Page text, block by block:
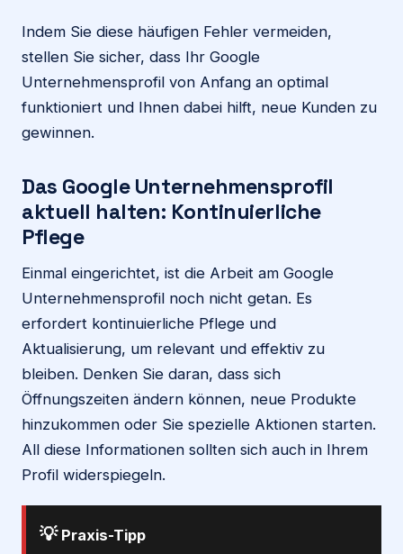
Indem Sie diese häufigen Fehler vermeiden,
stellen Sie sicher, dass Ihr Google
Unternehmensprofil von Anfang an optimal
funktioniert und Ihnen dabei hilft, neue Kunden zu
gewinnen.
Das Google Unternehmensprofil
aktuell halten: Kontinuierliche
Pflege
Einmal eingerichtet, ist die Arbeit am Google
Unternehmensprofil noch nicht getan. Es
erfordert kontinuierliche Pflege und
Aktualisierung, um relevant und effektiv zu
bleiben. Denken Sie daran, dass sich
Öffnungszeiten ändern können, neue Produkte
hinzukommen oder Sie spezielle Aktionen starten.
All diese Informationen sollten sich auch in Ihrem
Profil widerspiegeln.
💡Praxis-Tipp